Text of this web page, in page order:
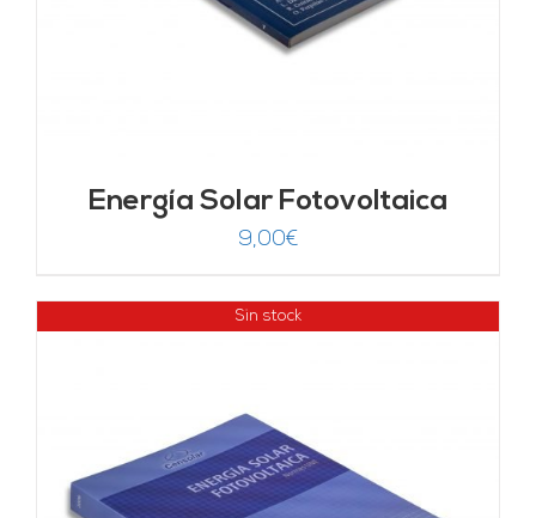
Energía Solar Fotovoltaica
9,00€
Sin stock